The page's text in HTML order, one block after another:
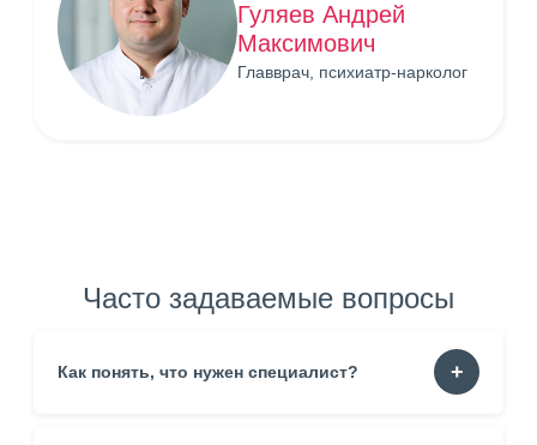
Гуляев Андрей
Максимович
Главврач, психиатр-нарколог
Часто задаваемые вопросы
Как понять, что нужен специалист?